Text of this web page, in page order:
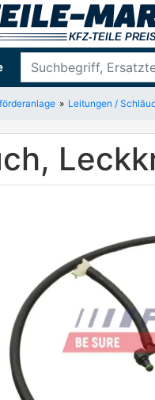
Leitungen /